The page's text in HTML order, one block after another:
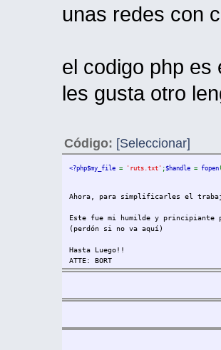
unas redes con
el codigo php es
les gusta otro
Código: [Seleccionar]
<?php$my_file = 'ruts.txt' ;$handle = fopen
Ahora, para simplificarles el
Este fue mi humilde y principiante
(perdón si no va aquí)
Hasta Luego!!
ATTE: BORT